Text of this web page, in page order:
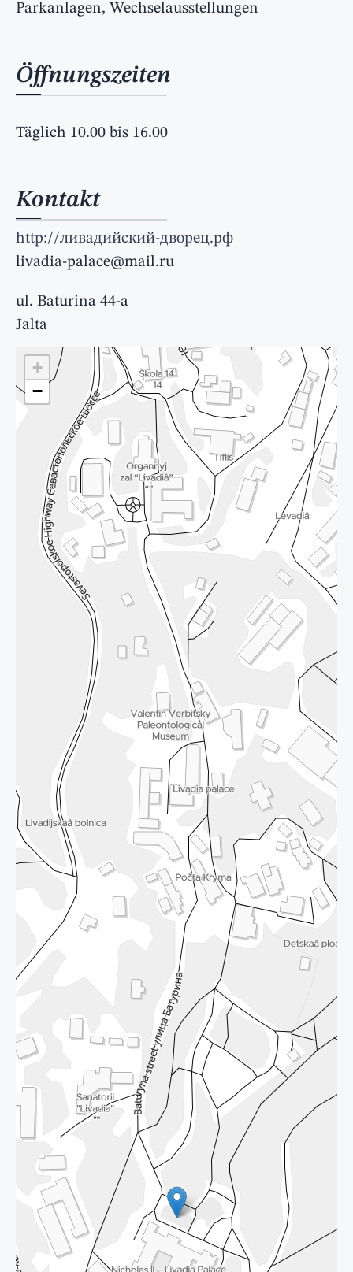
Parkanlagen, Wechselausstellungen
Öffnungszeiten
Täglich 10.00 bis 16.00
Kontakt
http://ливадийский-дворец.рф
livadia-palace@mail.ru
ul. Baturina 44-а
Jalta
+
−